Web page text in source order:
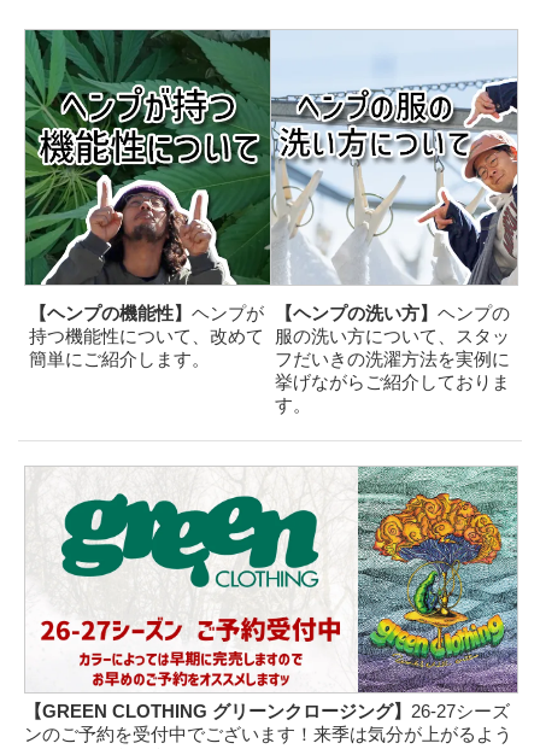
【ヘンプの機能性】 ヘンプが
持つ機能性について、改めて
簡単にご紹介します。
【ヘンプの洗い方】 ヘンプの
服の洗い方について、スタッ
フだいきの洗濯方法を実例に
挙げながらご紹介しておりま
す。
【GREEN CLOTHING グリーンクロージング】 26-27シーズ
ンのご予約を受付中でございます！来季は気分が上がるよう